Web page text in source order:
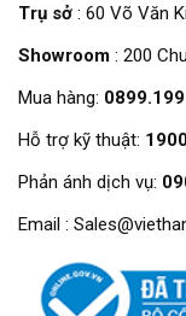
Trụ sở : 60 Võ Văn
Showroom : 200
Mua hàng:
Hỗ trợ kỹ thuật:
Phản ánh dịch vụ:
Email :